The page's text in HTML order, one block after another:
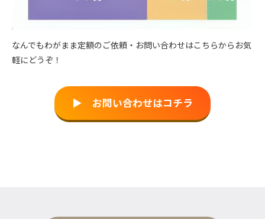
なんでもわがまま定額のご依頼・お問い合わせはこちらからお気
軽にどうぞ！
▶︎ お問い合わせはコチラ